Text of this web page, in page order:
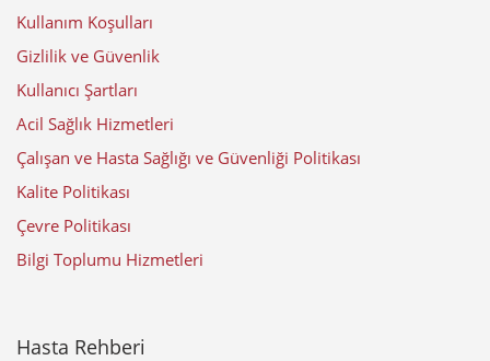
Kullanım Koşulları
Gizlilik ve Güvenlik
Kullanıcı Şartları
Acil Sağlık Hizmetleri
Çalışan ve Hasta Sağlığı ve Güvenliği Politikası
Kalite Politikası
Çevre Politikası
Bilgi Toplumu Hizmetleri
Hasta Rehberi